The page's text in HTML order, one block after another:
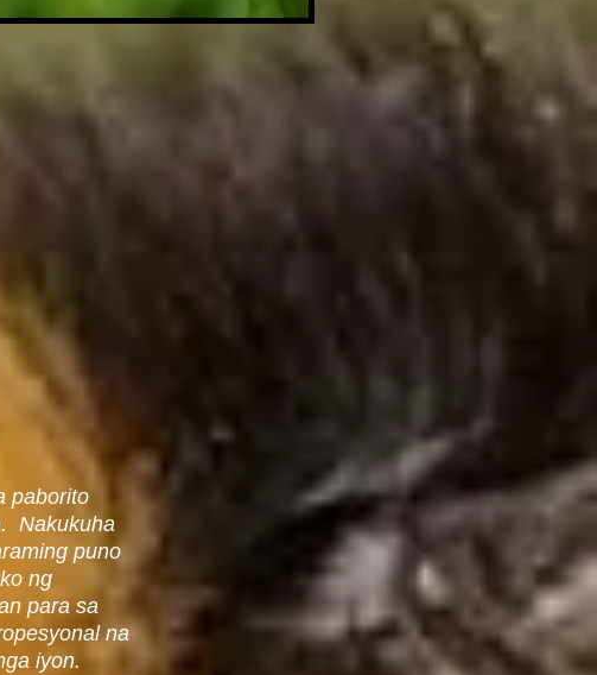
paborito
Nakukuha
puno
ng
para sa
na
iyon.